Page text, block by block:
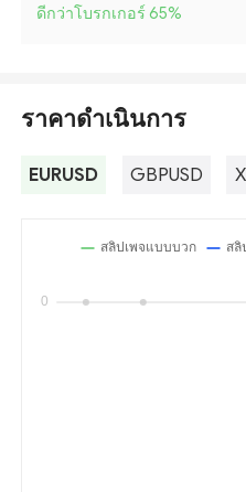
ดีกว่าโบรกเกอร์ 65%
ราคาดำเนินการ
EURUSD GBPUSD